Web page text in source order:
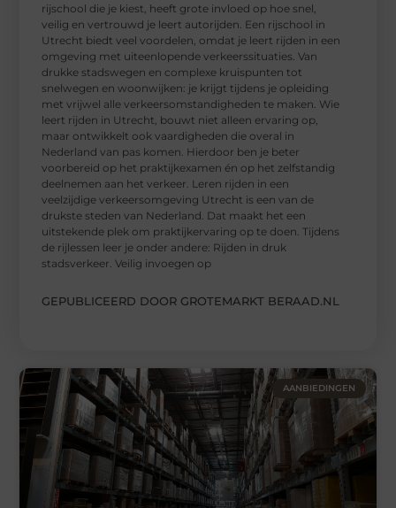
rijschool die je kiest, heeft grote invloed op hoe snel,
veilig en vertrouwd je leert autorijden. Een rijschool in
Utrecht biedt veel voordelen, omdat je leert rijden in een
omgeving met uiteenlopende verkeerssituaties. Van
drukke stadswegen en complexe kruispunten tot
snelwegen en woonwijken: je krijgt tijdens je opleiding
met vrijwel alle verkeersomstandigheden te maken. Wie
leert rijden in Utrecht, bouwt niet alleen ervaring op,
maar ontwikkelt ook vaardigheden die overal in
Nederland van pas komen. Hierdoor ben je beter
voorbereid op het praktijkexamen én op het zelfstandig
deelnemen aan het verkeer. Leren rijden in een
veelzijdige verkeersomgeving Utrecht is een van de
drukste steden van Nederland. Dat maakt het een
uitstekende plek om praktijkervaring op te doen. Tijdens
de rijlessen leer je onder andere: Rijden in druk
stadsverkeer. Veilig invoegen op
GEPUBLICEERD DOOR GROTEMARKT BERAAD.NL
AANBIEDINGEN